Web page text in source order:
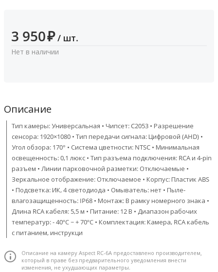
3 950₽ / шт.
Нет в наличии
Описание
Тип камеры: Универсальная • Чипсет: C2053 • Разрешение
сенсора: 1920×1080 • Тип передачи сигнала: Цифровой (AHD) •
Угол обзора: 170° • Система цветности: NTSC • Минимальная
освещенность: 0,1 люкс • Тип разъема подключения: RCA и 4-pin
разъем • Линии парковочной разметки: Отключаемые •
Зеркальное отображение: Отключаемое • Корпус: Пластик ABS
• Подсветка: ИК, 4 светодиода • Омыватель: нет • Пыле-
влагозащищенность: IP68 • Монтаж: В рамку номерного знака •
Длина RCA кабеля: 5,5 м • Питание: 12 В • Диапазон рабочих
температур: - 40ºС ~ + 70ºС • Комплектация: Камера, RCA кабель
с питанием, инструкци
Описание на камеру Aspect RC-6A предоставлено производителем,
который в праве без предварительного уведомления внести
изменения, не ухудшающих параметры.